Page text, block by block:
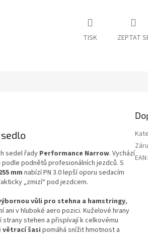
TISK ZEPTAT
sedel řady Performance Narrow. Vychází
podnětů profesionálních jezdců. S
mmnabízí PN 3.0 lepší oporu sedacím
„zmizí“ pod jezdcem.
vůli pro stehna a hamstringy,
v hluboké aero pozici. Kuželové hrany
strany stehen a přispívají k celkovému
šasi pomáhá snížit hmotnost a
EAN: